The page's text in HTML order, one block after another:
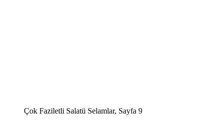
Çok Faziletli Salatü Selamlar, Sayfa 9